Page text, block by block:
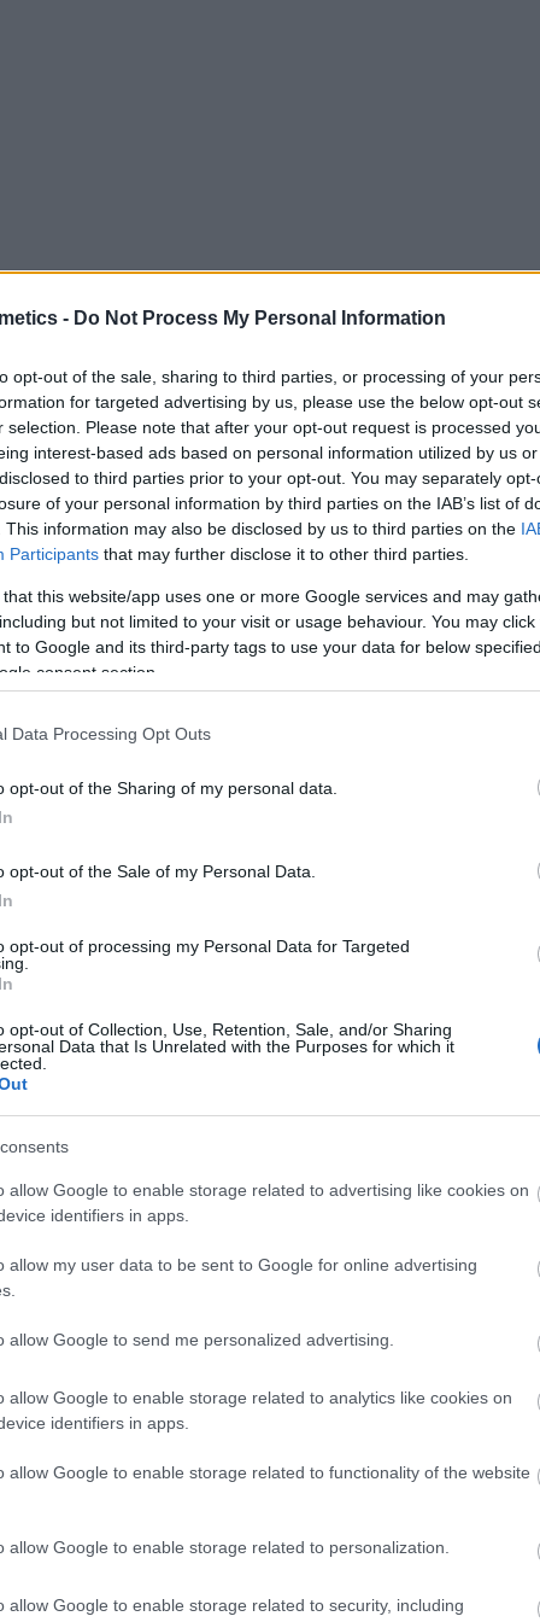
- Do Not Process My Personal Information
opt-out of the sale, sharing to third parties, or processing of your
for targeted advertising by us, please use the below opt-out
selection. Please note that after your opt-out request is processed
interest-based ads based on personal information utilized by us
to third parties prior to your opt-out. You may separately
of your personal information by third parties on the IAB’s list of
This information may also be disclosed by us to third parties on the
Participants that may further disclose it to other third parties.
that this website/app uses one or more Google services and may
but not limited to your visit or usage behaviour. You may
to Google and its third-party tags to use your data for below
consent section.
Data Processing Opt Outs
opt-out of the Sharing of my personal data.
opt-out of the Sale of my Personal Data.
opt-out of processing my Personal Data for Targeted
opt-out of Collection, Use, Retention, Sale, and/or Sharing
Data that Is Unrelated with the Purposes for which it
allow Google to enable storage related to advertising like cookies on
identifiers in apps.
allow my user data to be sent to Google for online advertising
allow Google to send me personalized advertising.
allow Google to enable storage related to analytics like cookies on
identifiers in apps.
allow Google to enable storage related to functionality of the website
allow Google to enable storage related to personalization.
allow Google to enable storage related to security, including
la marca Pollié son el accesorio perfecto para resaltar tu
para brindarte un aspecto glamoroso y elegante en
están hechas de materiales naturales de alta
a las pestañas naturales, lo que proporciona un
Pollié aportan longitud y volumen a tus
de alta calidad que garantiza una aplicación segura
varias veces, siempre y cuando las cuides y las